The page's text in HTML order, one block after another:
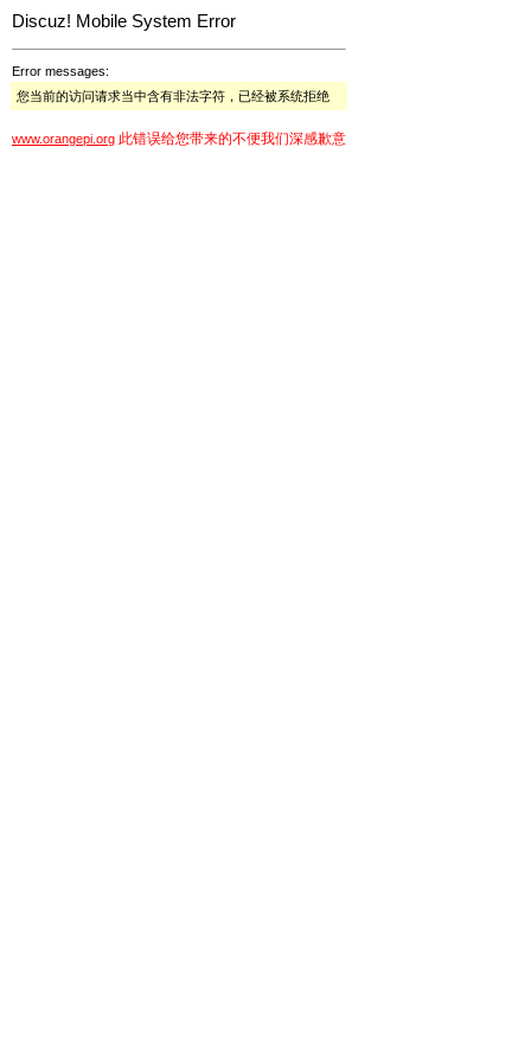
Discuz! Mobile System Error
Error messages:
您当前的访问请求当中含有非法字符，已经被系统拒绝
www.orangepi.org 此错误给您带来的不便我们深感歉意